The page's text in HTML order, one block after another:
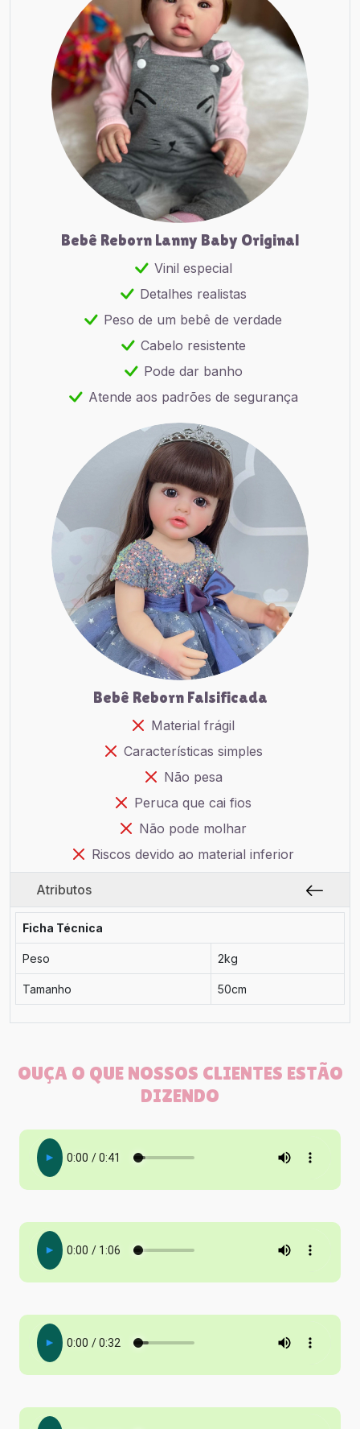
Bebê Reborn Lanny Baby Original
Vinil especial
Detalhes realistas
Peso de um bebê de verdade
Cabelo resistente
Pode dar banho
Atende aos padrões de segurança
Bebê Reborn Falsificada
Material frágil
Características simples
Não pesa
Peruca que cai fios
Não pode molhar
Riscos devido ao material inferior
Atributos
Ficha Técnica
Peso 2kg
Tamanho 50cm
OUÇA O QUE NOSSOS CLIENTES ESTÃO
DIZENDO